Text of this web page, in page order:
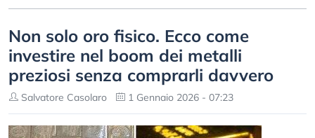
Non solo oro fisico. Ecco come
investire nel boom dei metalli
preziosi senza comprarli davvero
Salvatore Casolaro 1 Gennaio 2026 - 07:23